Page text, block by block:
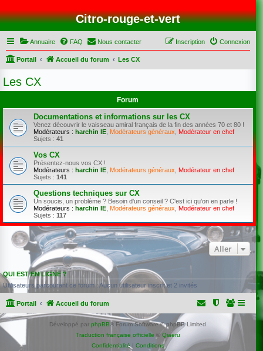
Citro-rouge-et-vert
Annuaire FAQ Nous contacter Connexion
Inscription
Portail Accueil du forum Les CX
Les CX
Forum
Documentations et informations sur les CX
Venez découvrir le vaisseau amiral français de la fin des années 70 et 80 !
Modérateurs : harchin IE Modérateurs généraux
Modérateur en chef
Sujets : 41
Vos CX
Présentez-nous vos CX !
Modérateurs : harchin IE Modérateurs généraux
Modérateur en chef
Sujets : 141
Questions techniques sur CX
Un soucis, un problème ? Besoin d'un conseil ? C'est ici qu'on en parle !
Modérateurs : harchin IE Modérateurs généraux
Modérateur en chef
Sujets : 117
Aller
QUI EST EN LIGNE ?
Utilisateurs parcourant ce forum : Aucun utilisateur inscrit et 2 invités
Portail Accueil du forum
Développé parphpBB® Forum Software © phpBB Limited
Traduction française officielle © Qiaeru
Confidentialité| Conditions